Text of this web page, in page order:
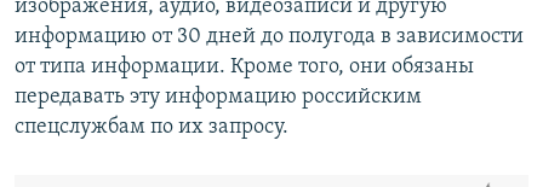
изображения, аудио, видеозаписи и другую
информацию от 30 дней до полугода в зависимости
от типа информации. Кроме того, они обязаны
передавать эту информацию российским
спецслужбам по их запросу.